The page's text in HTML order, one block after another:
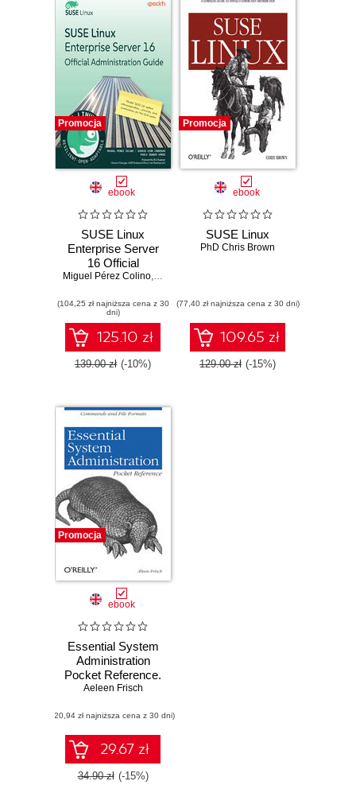
Promocja
ebook
SUSE Linux
Enterprise Server
16 Official
Administration
SLES 16 system
administration,
security, and
automation for the
SCA exam
Miguel Pérez Colino, Sergio Ocón Cárdenas
(104,25 zł najniższa cena z 30
dni)
125.10 zł
139.00 zł (-10%)
Promocja
ebook
SUSE Linux
PhD Chris Brown
(77,40 zł najniższa cena z 30 dni)
109.65 zł
129.00 zł (-15%)
Promocja
ebook
Essential System
Administration
Pocket Reference.
Commands and
Aeleen Frisch
(20,94 zł najniższa cena z 30 dni)
29.67 zł
34.90 zł (-15%)